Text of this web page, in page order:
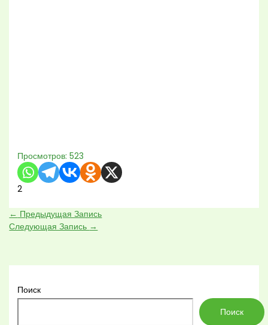
Просмотров: 523
2
← Предыдущая Запись
Следующая Запись →
Поиск
Поиск